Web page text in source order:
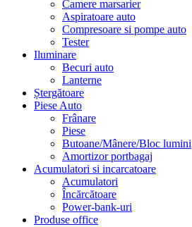
Camere marsarier
Aspiratoare auto
Compresoare si pompe auto
Tester
Iluminare
Becuri auto
Lanterne
Ștergătoare
Piese Auto
Frânare
Piese
Butoane/Mânere/Bloc lumini
Amortizor portbagaj
Acumulatori si incarcatoare
Acumulatori
Încărcătoare
Power-bank-uri
Produse office